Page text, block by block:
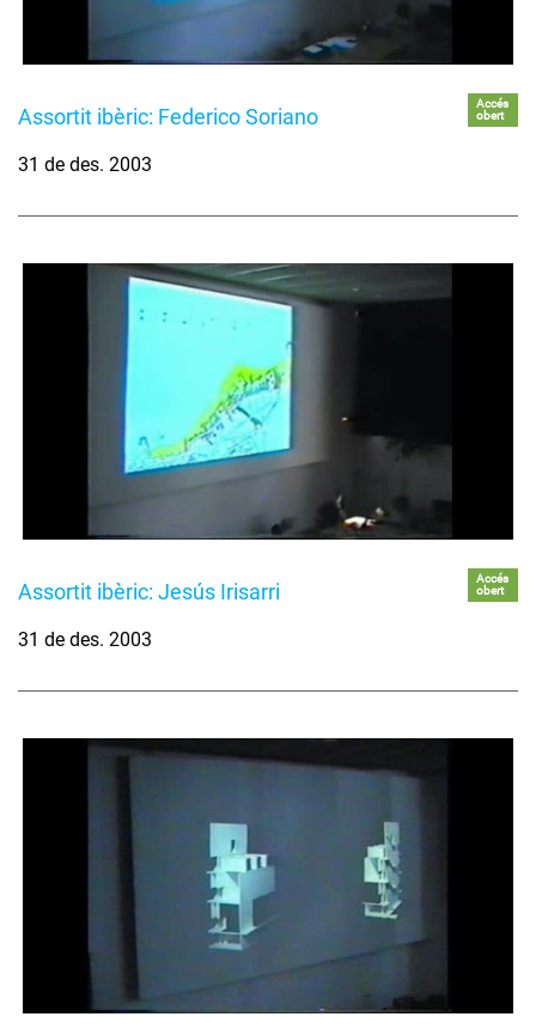
Assortit ibèric: Federico Soriano
Accés
obert
31 de des. 2003
Assortit ibèric: Jesús Irisarri
Accés
obert
31 de des. 2003